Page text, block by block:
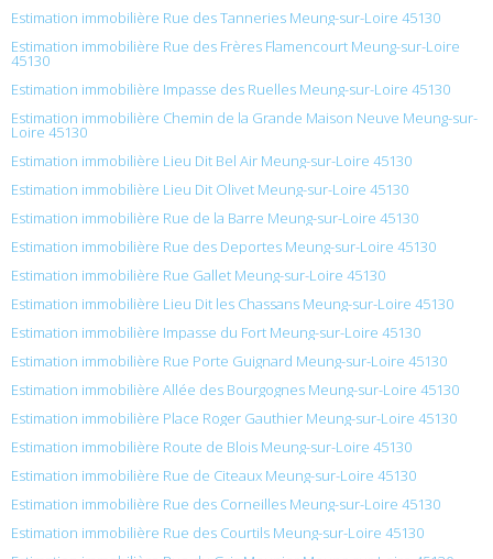
Estimation immobilière Rue des Tanneries Meung-sur-Loire 45130
Estimation immobilière Rue des Frères Flamencourt Meung-sur-Loire
45130
Estimation immobilière Impasse des Ruelles Meung-sur-Loire 45130
Estimation immobilière Chemin de la Grande Maison Neuve Meung-sur-
Loire 45130
Estimation immobilière Lieu Dit Bel Air Meung-sur-Loire 45130
Estimation immobilière Lieu Dit Olivet Meung-sur-Loire 45130
Estimation immobilière Rue de la Barre Meung-sur-Loire 45130
Estimation immobilière Rue des Deportes Meung-sur-Loire 45130
Estimation immobilière Rue Gallet Meung-sur-Loire 45130
Estimation immobilière Lieu Dit les Chassans Meung-sur-Loire 45130
Estimation immobilière Impasse du Fort Meung-sur-Loire 45130
Estimation immobilière Rue Porte Guignard Meung-sur-Loire 45130
Estimation immobilière Allée des Bourgognes Meung-sur-Loire 45130
Estimation immobilière Place Roger Gauthier Meung-sur-Loire 45130
Estimation immobilière Route de Blois Meung-sur-Loire 45130
Estimation immobilière Rue de Citeaux Meung-sur-Loire 45130
Estimation immobilière Rue des Corneilles Meung-sur-Loire 45130
Estimation immobilière Rue des Courtils Meung-sur-Loire 45130